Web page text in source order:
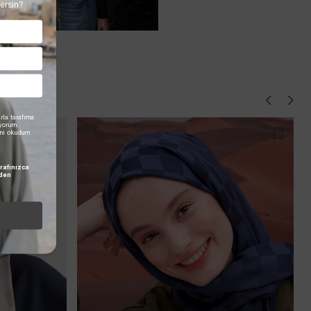
tarafıma
'ni okudum